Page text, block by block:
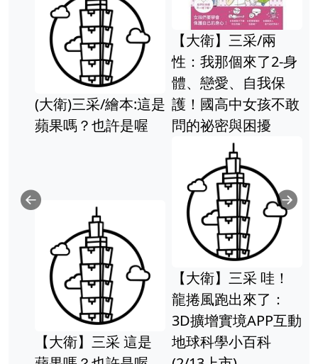
(大衛)三采/繪本:這是
蘋果嗎？也許是喔
【大衛】三采/兩
性：我那個來了2-身
體、戀愛、自我保
護！國高中女孩不敢
問的祕密與困擾
【大衛】三采 這是
【大衛】三采 哇！
龍捲風跑出來了：
3D擴增實境APP互動
地球科學小百科
Previous